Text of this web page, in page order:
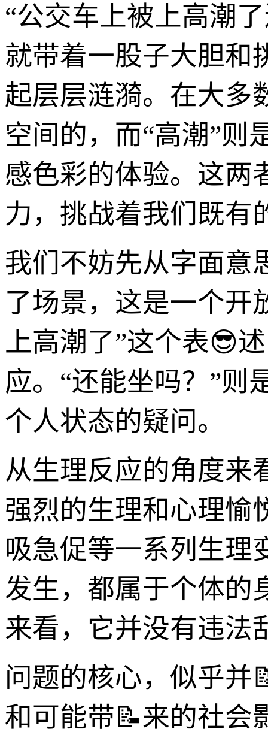
“公交车上被上高潮
就带着一股子大胆和
起层层涟漪。在大多
空间的，而“高潮”则
感色彩的体验。这两
力，挑战着我们既有
我们不妨先从字面意
了场景，这是一个开
上高潮了”这个表😎
应。“还能坐吗？”则
个人状态的疑问。
从生理反应的角度来
强烈的生理和心理愉
吸急促等一系列生理
发生，都属于个体的
来看，它并没有违法
问题的核心，似乎并
和可能带📝来的社会